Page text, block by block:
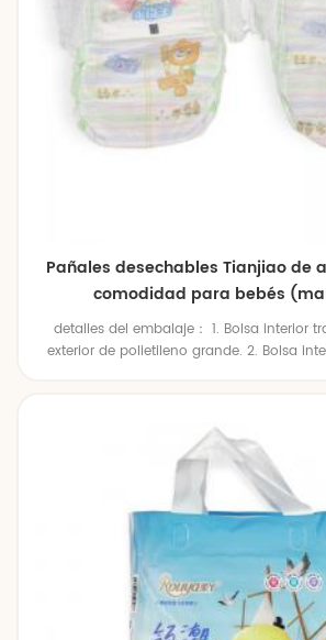
Pañales desechables Tianjiao de
comodidad para bebés
detalles del embalaje： 1. Bolsa interior
exterior de polietileno grande. 2. Bolsa